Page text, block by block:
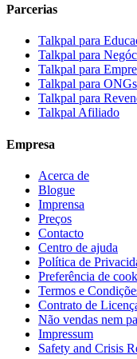
Parcerias
Talkpal para
Talkpal para
Talkpal para
Talkpal para ONGs
Talkpal para
Talkpal Afiliado
Empresa
Acerca de
Blogue
Imprensa
Preços
Contacto
Centro de ajuda
Política de
Preferência de
Termos e
Contrato de
Não vendas nem
Impressum
Safety and Crisis